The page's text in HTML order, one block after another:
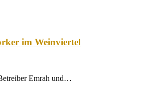
im Weinviertel
Emrah und…